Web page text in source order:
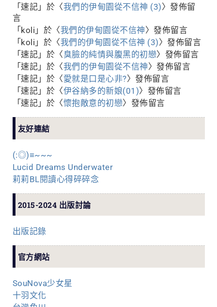
「速記 」於〈我們的伊甸園從不信神 (3)〉發佈留
言
「koli 」於〈我們的伊甸園從不信神〉發佈留言
「koli 」於〈我們的伊甸園從不信神 (3)〉發佈留言
「速記 」於〈臭臉的純情與腹黑的初戀〉發佈留言
「速記 」於〈我們的伊甸園從不信神〉發佈留言
「速記 」於〈愛就是口是心非?〉發佈留言
「速記 」於〈伊谷納多的新娘(01)〉發佈留言
「速記 」於〈懷抱敵意的初戀〉發佈留言
友好連結
(:◎)≡~~~
Lucid Dreams Underwater
莉莉BL閱讀心得碎碎念
2015-2024 出版討論
出版記錄
官方網站
SouNova少女星
十羽文化